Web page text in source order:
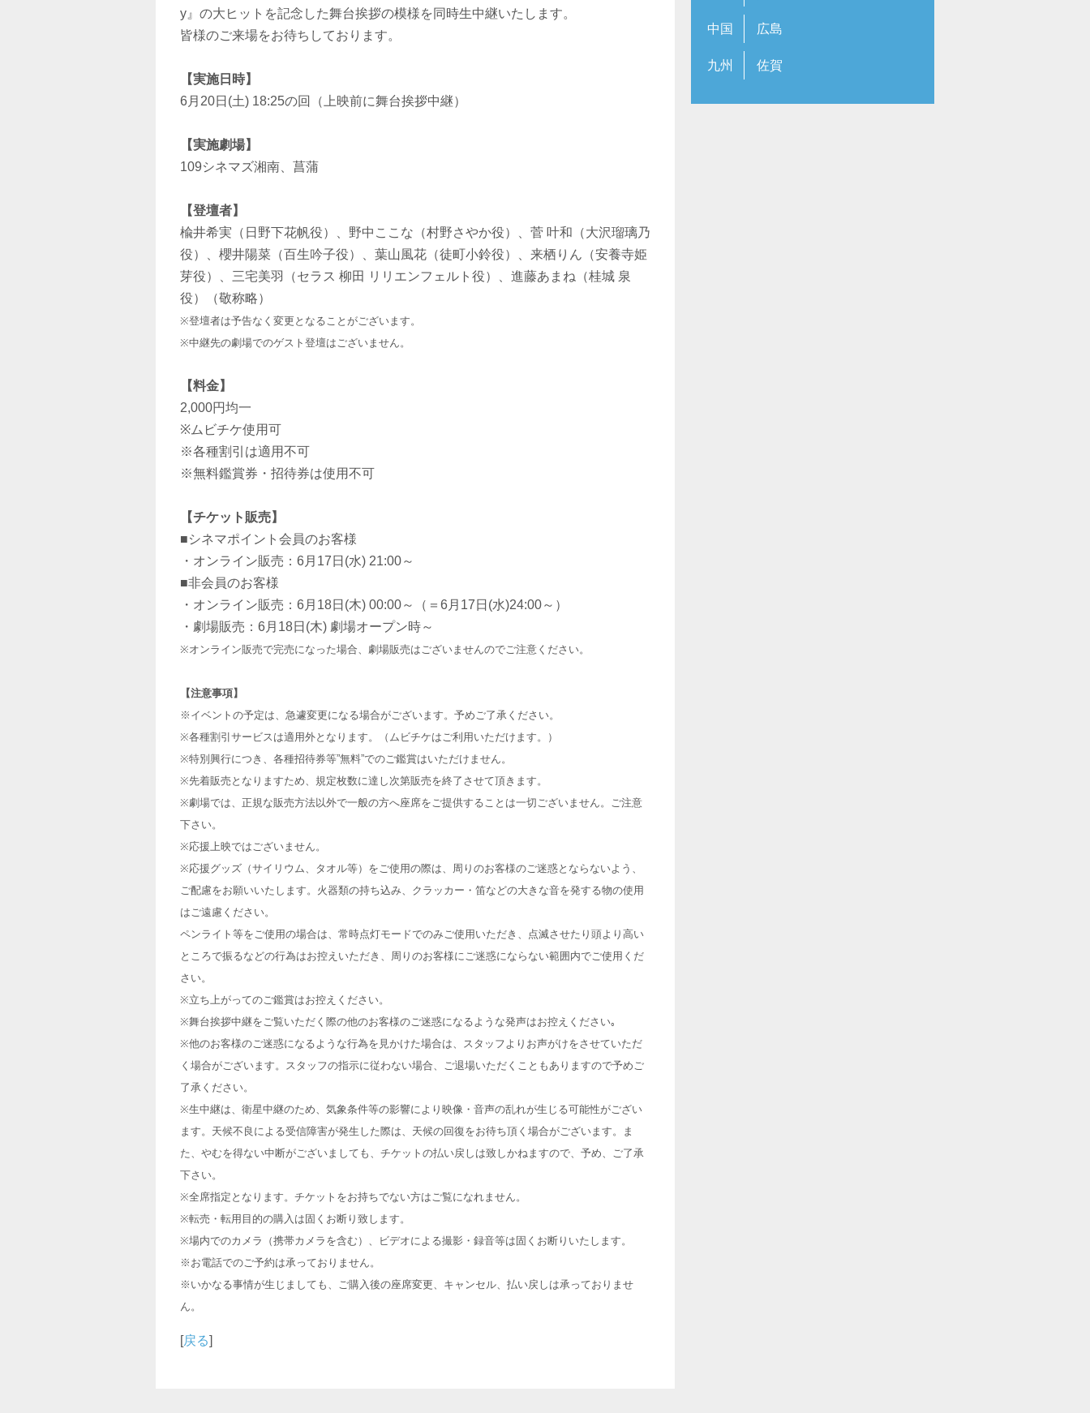
y』の大ヒットを記念した舞台挨拶の模様を同時生中継いたします。
皆様のご来場をお待ちしております。
【実施日時】
6月20日(土) 18:25の回（上映前に舞台挨拶中継）
【実施劇場】
109シネマズ湘南、菖蒲
【登壇者】
楡井希実（日野下花帆役）、野中ここな（村野さやか役）、菅 叶和（大沢瑠璃乃
役）、櫻井陽菜（百生吟子役）、葉山風花（徒町小鈴役）、来栖りん（安養寺姫
芽役）、三宅美羽（セラス 柳田 リリエンフェルト役）、進藤あまね（桂城 泉
役）（敬称略）
※登壇者は予告なく変更となることがございます。
※中継先の劇場でのゲスト登壇はございません。
【料金】
2,000円均一
※ムビチケ使用可
※各種割引は適用不可
※無料鑑賞券・招待券は使用不可
【チケット販売】
■シネマポイント会員のお客様
・オンライン販売：6月17日(水) 21:00～
■非会員のお客様
・オンライン販売：6月18日(木) 00:00～（＝6月17日(水)24:00～）
・劇場販売：6月18日(木) 劇場オープン時～
※オンライン販売で完売になった場合、劇場販売はございませんのでご注意ください。
【注意事項】
※イベントの予定は、急遽変更になる場合がございます。予めご了承ください。
※各種割引サービスは適用外となります。（ムビチケはご利用いただけます。）
※特別興行につき、各種招待券等”無料”でのご鑑賞はいただけません。
※先着販売となりますため、規定枚数に達し次第販売を終了させて頂きます。
※劇場では、正規な販売方法以外で一般の方へ座席をご提供することは一切ございません。ご注意
下さい。
※応援上映ではございません。
※応援グッズ（サイリウム、タオル等）をご使用の際は、周りのお客様のご迷惑とならないよう、
ご配慮をお願いいたします。火器類の持ち込み、クラッカー・笛などの大きな音を発する物の使用
はご遠慮ください。
ペンライト等をご使用の場合は、常時点灯モードでのみご使用いただき、点滅させたり頭より高い
ところで振るなどの行為はお控えいただき、周りのお客様にご迷惑にならない範囲内でご使用くだ
さい。
※立ち上がってのご鑑賞はお控えください。
※舞台挨拶中継をご覧いただく際の他のお客様のご迷惑になるような発声はお控えください｡
※他のお客様のご迷惑になるような行為を見かけた場合は、スタッフよりお声がけをさせていただ
く場合がございます。スタッフの指示に従わない場合、ご退場いただくこともありますので予めご
了承ください。
※生中継は、衛星中継のため、気象条件等の影響により映像・音声の乱れが生じる可能性がござい
ます。天候不良による受信障害が発生した際は、天候の回復をお待ち頂く場合がございます。ま
た、やむを得ない中断がございましても、チケットの払い戻しは致しかねますので、予め、ご了承
下さい。
※全席指定となります。チケットをお持ちでない方はご覧になれません。
※転売・転用目的の購入は固くお断り致します。
※場内でのカメラ（携帯カメラを含む）、ビデオによる撮影・録音等は固くお断りいたします。
※お電話でのご予約は承っておりません。
※いかなる事情が生じましても、ご購入後の座席変更、キャンセル、払い戻しは承っておりませ
ん。
[戻る]
中国 広島
九州 佐賀